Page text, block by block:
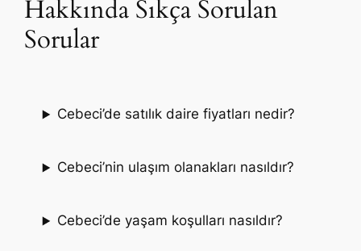
Hakkında Sıkça Sorulan
Sorular
Cebeci’de satılık daire fiyatları nedir?
Cebeci’nin ulaşım olanakları nasıldır?
Cebeci’de yaşam koşulları nasıldır?